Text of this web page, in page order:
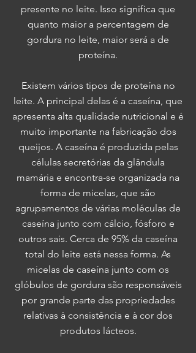
presente no leite. Isso significa que
quanto maior a percentagem de
gordura no leite, maior será a de
proteína.
Existem vários tipos de proteína no
leite. A principal delas é a caseína, que
apresenta alta qualidade nutricional e é
muito importante na fabricação dos
queijos. A caseína é produzida pelas
células secretórias da glândula
mamária e encontra-se organizada na
forma de micelas, que são
agrupamentos de várias moléculas de
caseína junto com cálcio, fósforo e
outros sais. Cerca de 95% da caseína
total do leite está nessa forma. As
micelas de caseína junto com os
glóbulos de gordura são responsáveis
por grande parte das propriedades
relativas à consistência e à cor dos
produtos lácteos.